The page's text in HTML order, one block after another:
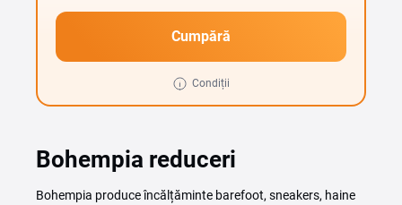
Cumpără
Condiții
Bohempia reduceri
Bohempia produce încălțăminte barefoot, sneakers, haine